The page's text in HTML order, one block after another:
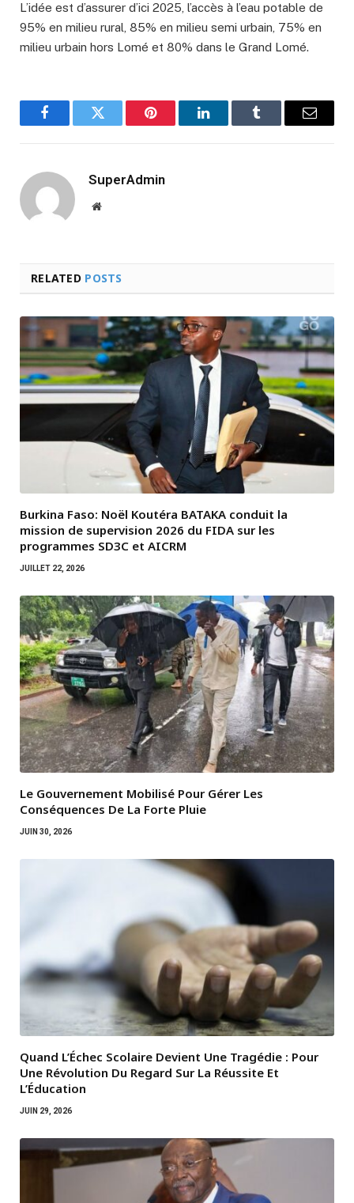
L’idée est d’assurer d’ici 2025, l’accès à l’eau potable de
95% en milieu rural, 85% en milieu semi urbain, 75% en
milieu urbain hors Lomé et 80% dans le Grand Lomé.
FacebookTwitter Pinterest LinkedInTumblr Email
SuperAdmin
Website
RELATED POSTS
Burkina Faso: Noël Koutéra BATAKA conduit la
mission de supervision 2026 du FIDA sur les
programmes SD3C et AICRM
JUILLET 22, 2026
Le Gouvernement Mobilisé Pour Gérer Les
Conséquences De La Forte Pluie
JUIN 30, 2026
Quand L’Échec Scolaire Devient Une Tragédie : Pour
Une Révolution Du Regard Sur La Réussite Et
L’Éducation
JUIN 29, 2026